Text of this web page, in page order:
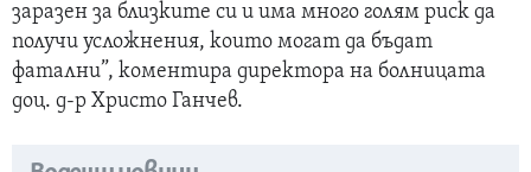
заразен за близките си и има много голям риск да
получи усложнения, които могат да бъдат
фатални”, коментира директора на болницата
доц. д-р Христо Ганчев.